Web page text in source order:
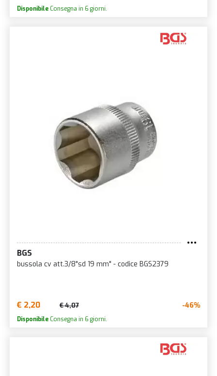
Disponibile Consegna in 6 giorni.
BGS
bussola cv att.3/8"sd 19 mm" - codice BGS2379
€ 2,20 € 4,07 -46%
Disponibile Consegna in 6 giorni.